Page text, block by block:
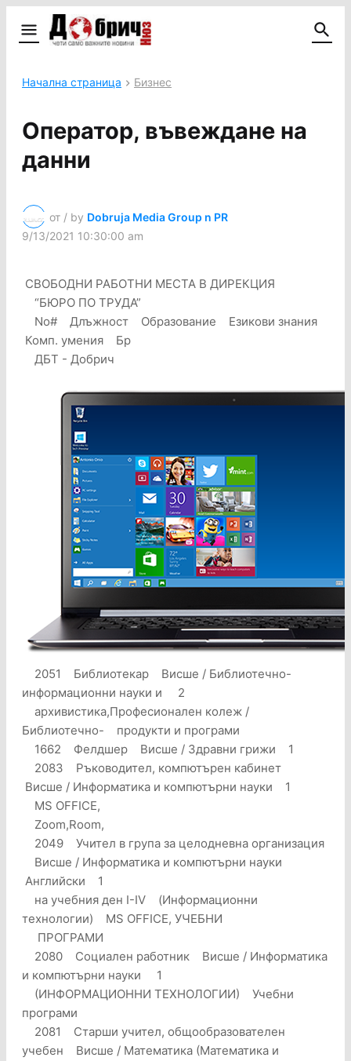
Начална страница Бизнес
Оператор, въвеждане на
данни
от / by Dobruja Media Group n PR
9/13/2021 10:30:00 am
СВОБОДНИ РАБОТНИ МЕСТА В ДИРЕКЦИЯ
“БЮРО ПО ТРУДА”
No# Длъжност Образование Езикови знания
Комп. умения Бр
ДБТ - Добрич
2051 Библиотекар Висше / Библиотечно-
информационни науки и 2
архивистика,Професионален колеж /
Библиотечно- продукти и програми
1662 Фелдшер Висше / Здравни грижи 1
2083 Ръководител, компютърен кабинет
Висше / Информатика и компютърни науки 1
MS OFFICE,
Zoom,Room,
2049 Учител в група за целодневна организация
Висше / Информатика и компютърни науки
Английски 1
на учебния ден I-IV (Информационни
технологии) MS OFFICE, УЧЕБНИ
ПРОГРАМИ
2080 Социален работник Висше / Информатика
и компютърни науки 1
(ИНФОРМАЦИОННИ ТЕХНОЛОГИИ) Учебни
програми
2081 Старши учител, общообразователен
учебен Висше / Математика (Математика и